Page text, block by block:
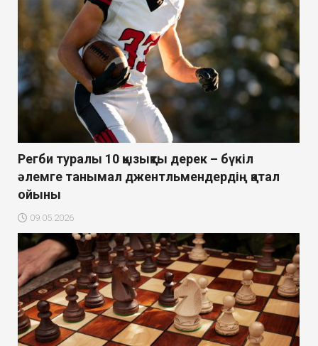
Регби туралы 10 қызықты дерек – бүкіл
әлемге танымал джентльмендердің қатал
ойыны
09.05.2026